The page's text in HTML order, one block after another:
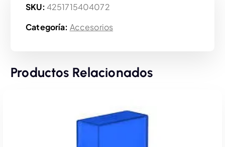
SKU: 4251715404072
Categoría: Accesorios
Productos Relacionados